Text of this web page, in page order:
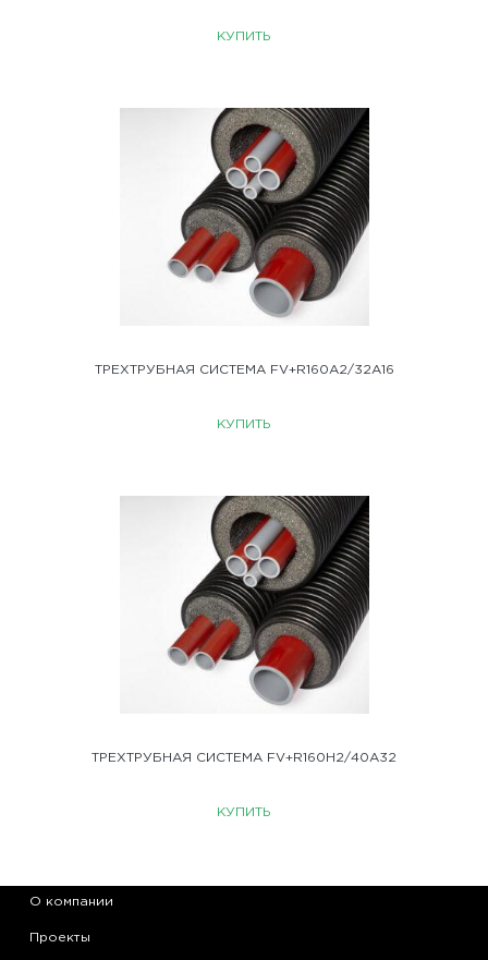
КУПИТЬ
ТРЕХТРУБНАЯ СИСТЕМА FV+R160A2/32A16
КУПИТЬ
ТРЕХТРУБНАЯ СИСТЕМА FV+R160Н2/40А32
КУПИТЬ
О компании
Проекты